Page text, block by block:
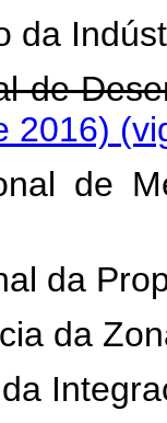
da
de
2016)
de
da
da